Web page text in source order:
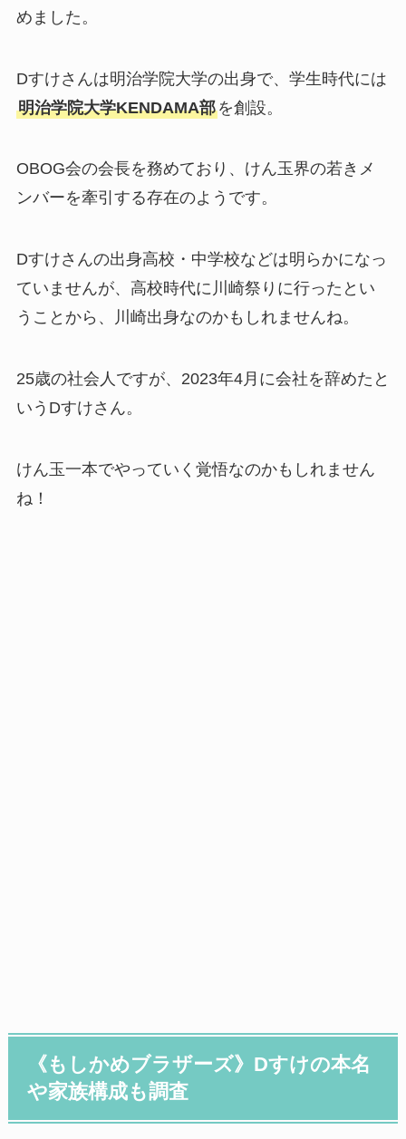
めました。
Dすけさんは明治学院大学の出身で、学生時代には
明治学院大学KENDAMA部を創設。
OBOG会の会長を務めており、けん玉界の若きメ
ンバーを牽引する存在のようです。
Dすけさんの出身高校・中学校などは明らかになっ
ていませんが、高校時代に川崎祭りに行ったとい
うことから、川崎出身なのかもしれませんね。
25歳の社会人ですが、2023年4月に会社を辞めたと
いうDすけさん。
けん玉一本でやっていく覚悟なのかもしれません
ね！
《もしかめブラザーズ》Dすけの本名
や家族構成も調査